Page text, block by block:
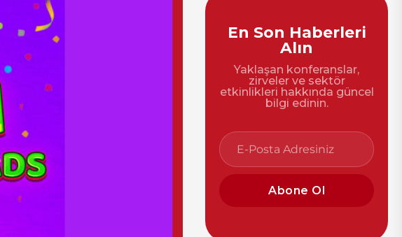
En Son Haberleri
Alın
Yaklaşan konferanslar,
zirveler ve sektör
etkinlikleri hakkında güncel
bilgi edinin.
Abone Ol